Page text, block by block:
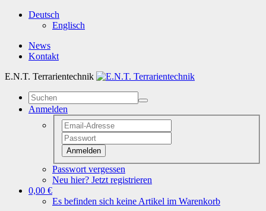
Deutsch
Englisch
News
Kontakt
E.N.T. Terrarientechnik
Anmelden
Anmelden
Passwort vergessen
Neu hier? Jetzt registrieren
0,00 €
Es befinden sich keine Artikel im Warenkorb